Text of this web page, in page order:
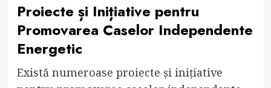
Proiecte și Inițiative pentru
Promovarea Caselor Independente
Energetic
Există numeroase proiecte și inițiative